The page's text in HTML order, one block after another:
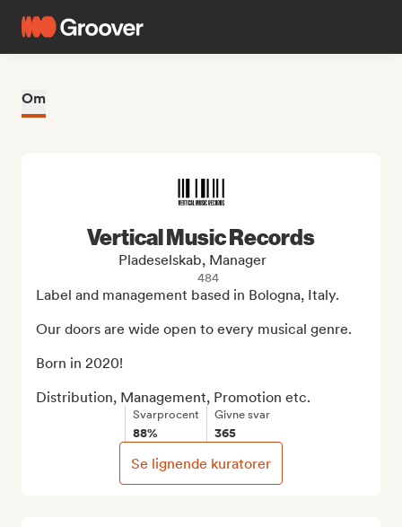
Om
Vertical Music Records
Pladeselskab, Manager
484
Label and management based in Bologna, Italy.
Our doors are wide open to every musical genre.
Born in 2020!
Distribution, Management, Promotion etc.
Svarprocent
88%
Givne svar
365
Se lignende kuratorer